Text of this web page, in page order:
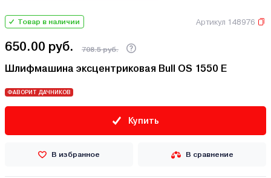
Товар в наличии Артикул 148976
650.00 руб. 708.5 руб.
Шлифмашина эксцентриковая Bull OS 1550 E
ФАВОРИТ ДАЧНИКОВ
Купить
В избранное В сравнение